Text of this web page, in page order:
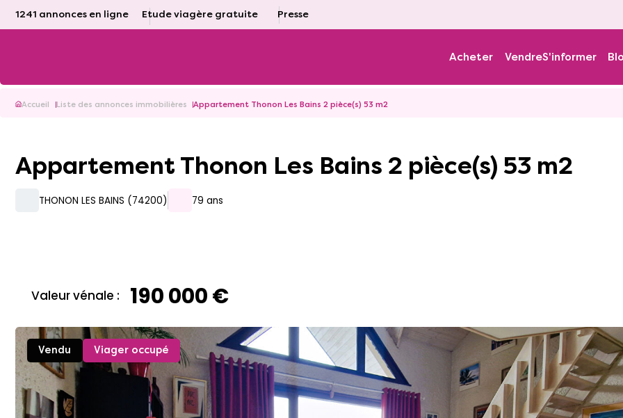
1241 annonces en ligne Etude viagère gratuite Presse
Acheter VendreS'informer
Accueil Liste des annonces immobilières Appartement Thonon Les Bains 2 pièce(s) 53 m2
Appartement Thonon Les Bains 2 pièce(s) 53 m2
THONON LES BAINS (74200) 79 ans
Valeur vénale : 190 000 €
Vendu Viager occupé